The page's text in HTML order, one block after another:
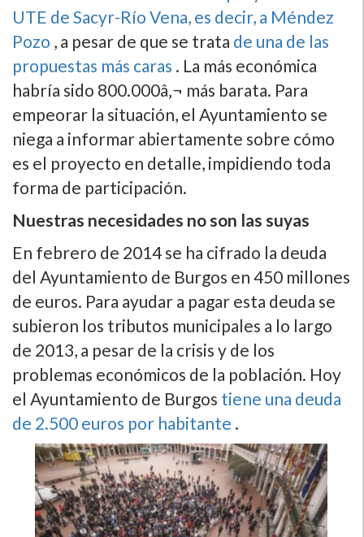
UTE de Sacyr-Rí­o Vena, es decir, a Méndez
Pozo , a pesar de que se trata de una de las
propuestas más caras . La más económica
habrí­a sido 800.000â‚¬ más barata. Para
empeorar la situación, el Ayuntamiento se
niega a informar abiertamente sobre cómo
es el proyecto en detalle, impidiendo toda
forma de participación.
Nuestras necesidades no son las suyas
En febrero de 2014 se ha cifrado la deuda
del Ayuntamiento de Burgos en 450 millones
de euros. Para ayudar a pagar esta deuda se
subieron los tributos municipales a lo largo
de 2013, a pesar de la crisis y de los
problemas económicos de la población. Hoy
el Ayuntamiento de Burgos tiene una deuda
de 2.500 euros por habitante .